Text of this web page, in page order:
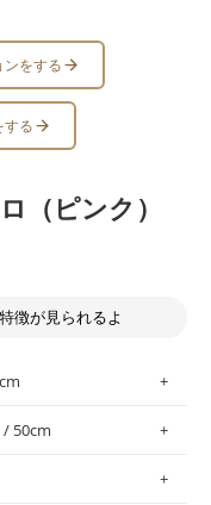
をする
する
（ピンク）
徴が見られるよ
を併せ持ち、通気性の
オックス生地は、
50cm